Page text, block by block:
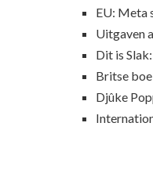
EU: Meta
Uitgaven
Dit is
Britse
Djûke